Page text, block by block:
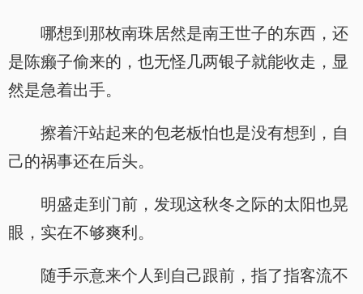
哪想到那枚南珠居然是南王世子的东西，还
是陈癞子偷来的，也无怪几两银子就能收走，显
然是急着出手。
擦着汗站起来的包老板怕也是没有想到，自
己的祸事还在后头。
明盛走到门前，发现这秋冬之际的太阳也晃
眼，实在不够爽利。
随手示意来个人到自己跟前，指了指客流不